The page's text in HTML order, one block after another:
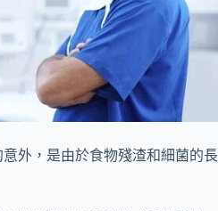
外，是由於食物殘渣和細菌的長